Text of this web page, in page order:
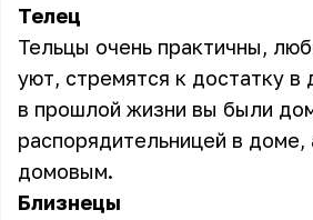
Телец
Тельцы очень практичны,
уют, стремятся к достатку
в прошлой жизни вы были
распорядительницей в
домовым.
Близнецы